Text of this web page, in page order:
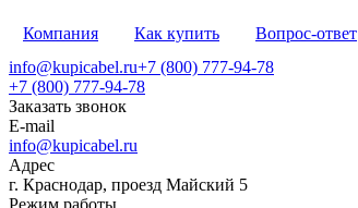
Компания Как купить Вопрос-ответ
info@kupicabel.ru+7 (800) 777-94-78
+7 (800) 777-94-78
Заказать звонок
E-mail
info@kupicabel.ru
Адрес
г. Краснодар, проезд Майский 5
Режим работы